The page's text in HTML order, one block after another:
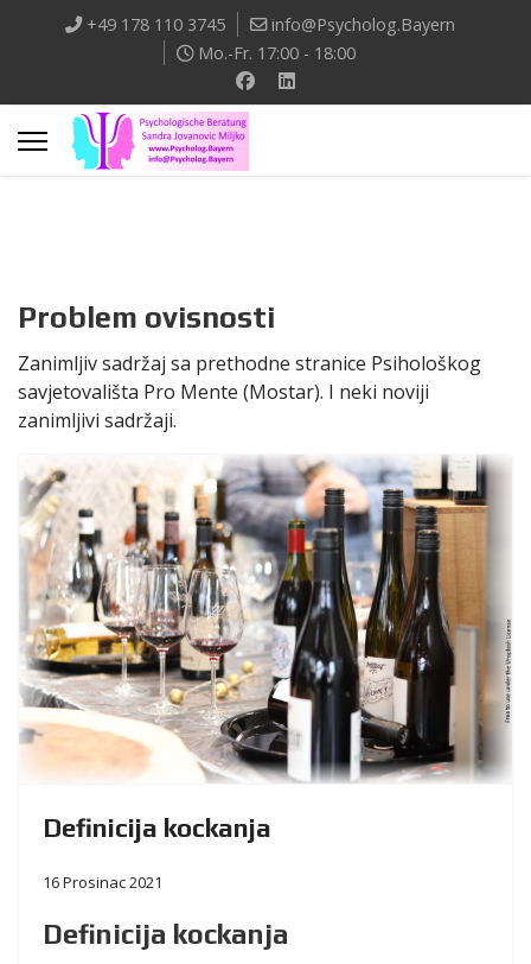
+49 178 110 3745
info@Psycholog.Bayern
Mo.-Fr. 17:00 - 18:00
Problem ovisnosti
Zanimljiv sadržaj sa prethodne stranice Psihološkog
savjetovališta Pro Mente (Mostar). I neki noviji
zanimljivi sadržaji.
Definicija kockanja
16 Prosinac 2021
Definicija kockanja